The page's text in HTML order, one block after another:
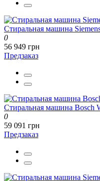
Стиральная машина
0
56 949 грн
Предзаказ
Стиральная машина Bosch
0
59 091 грн
Предзаказ